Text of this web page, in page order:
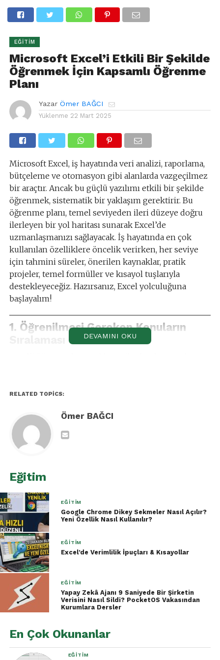
EĞITIM
Microsoft Excel’i Etkili Bir Şekilde
Öğrenmek İçin Kapsamlı Öğrenme
Planı
Yazar Ömer BAĞCI
Yüklenme 22 Mart 2025
Microsoft Excel, iş hayatında veri analizi, raporlama,
bütçeleme ve otomasyon gibi alanlarda vazgeçilmez
bir araçtır. Ancak bu güçlü yazılımı etkili bir şekilde
öğrenmek, sistematik bir yaklaşım gerektirir. Bu
öğrenme planı, temel seviyeden ileri düzeye doğru
ilerleyen bir yol haritası sunarak Excel’de
uzmanlaşmanızı sağlayacak. İş hayatında en çok
kullanılan özelliklere öncelik verirken, her seviye
için tahmini süreler, önerilen kaynaklar, pratik
projeler, temel formüller ve kısayol tuşlarıyla
destekleyeceğiz. Hazırsanız, Excel yolculuğuna
başlayalım!
1. Öğrenilmesi Gereken Konuların
alınarak hazırlanmıştır:
Başlangıç Seviyesi (Temel Kullanım):
Excel arayüzü ve temel navigasyon
Veri girişi ve biçimlendirme (hücre
stilleri, yazı tipi, kenarlıklar)
Temel matematiksel işlemler ve
formüller
Çalışma sayfalarını kaydetme,
paylaşma ve yazdırma
Orta Seviye (Veri Yönetimi ve Analiz):
Koşullu biçimlendirme ve filtreleme
Daha karmaşık formüller (EĞER,
DÜŞEYARA, TOPLA gibi)
Veri sıralama ve gruplandırma
Pivot tabloların temelleri
DEVAMINI OKU
RELATED TOPICS:
Ömer BAĞCI
Eğitim
EĞITIM
Google Chrome Dikey Sekmeler Nasıl Açılır?
Yeni Özellik Nasıl Kullanılır?
EĞITIM
Excel’de Verimlilik İpuçları & Kısayollar
EĞITIM
Yapay Zekâ Ajanı 9 Saniyede Bir Şirketin
Verisini Nasıl Sildi? PocketOS Vakasından
Kurumlara Dersler
En Çok Okunanlar
EĞITIM